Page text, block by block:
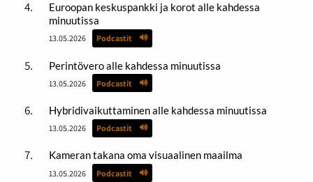
Euroopan keskuspankki ja korot alle kahdessa
minuutissa
13.05.2026 Podcastit
Perintövero alle kahdessa minuutissa
13.05.2026 Podcastit
Hybridivaikuttaminen alle kahdessa minuutissa
13.05.2026 Podcastit
Kameran takana oma visuaalinen maailma
13.05.2026 Podcastit